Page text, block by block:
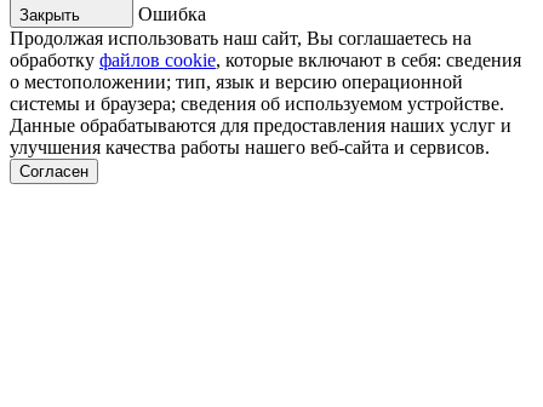
Закрыть
Ошибка
Продолжая использовать наш сайт, Вы соглашаетесь на
обработку файлов cookie, которые включают в себя: сведения
о местоположении; тип, язык и версию операционной
системы и браузера; сведения об используемом устройстве.
Данные обрабатываются для предоставления наших услуг и
улучшения качества работы нашего веб-сайта и сервисов.
Согласен